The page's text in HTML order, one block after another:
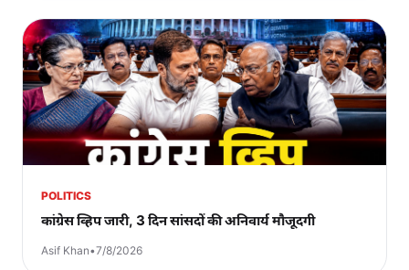
POLITICS
कांग्रेस व्हिप जारी, 3 दिन सांसदों की अनिवार्य मौजूदगी
Asif Khan•7/8/2026